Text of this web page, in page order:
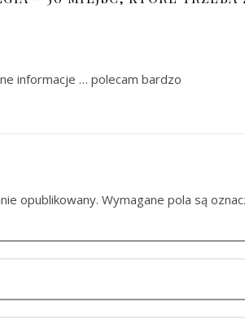
informacje … polecam bardzo
opublikowany. Wymagane pola są